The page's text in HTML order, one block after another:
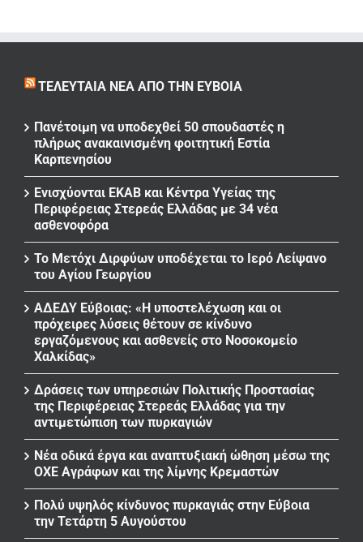
ΤΕΛΕΥΤΑΊΑ ΝΈΑ ΑΠΌ ΤΗΝ ΕΎΒΟΙΑ
Πανέτοιμη να υποδεχθεί 50 σπουδαστές η
πλήρως ανακαινισμένη φοιτητική Εστία
Καρπενησίου
Ενισχύονται ΕΚΑΒ και Κέντρα Υγείας της
Περιφέρειας Στερεάς Ελλάδας με 34 νέα
ασθενοφόρα
Το Μετόχι Διρφύων υποδέχεται το Ιερό Λείψανο
του Αγίου Γεωργίου
ΑΔΕΔΥ Εύβοιας: «Η υποστελέχωση και οι
πρόχειρες λύσεις θέτουν σε κίνδυνο
εργαζόμενους και ασθενείς στο Νοσοκομείο
Χαλκίδας»
Δράσεις των υπηρεσιών Πολιτικής Προστασίας
της Περιφέρειας Στερεάς Ελλάδας για την
αντιμετώπιση των πυρκαγιών
Νέα οδικά έργα και αναπτυξιακή ώθηση μέσω της
ΟΧΕ Αγράφων και της λίμνης Κρεμαστών
Πολύ υψηλός κίνδυνος πυρκαγιάς στην Εύβοια
την Τετάρτη 5 Αυγούστου